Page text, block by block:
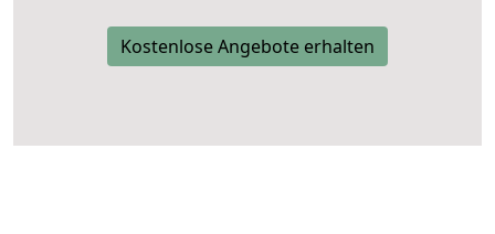
Kostenlose Angebote erhalten